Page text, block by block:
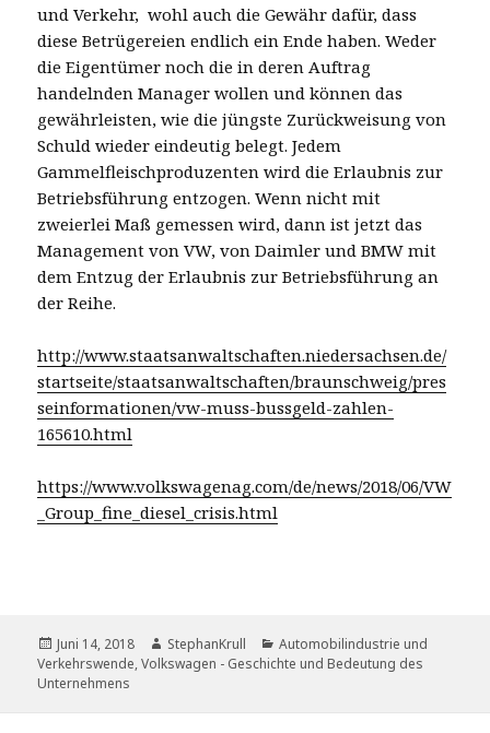
und Verkehr, wohl auch die Gewähr dafür, dass
diese Betrügereien endlich ein Ende haben. Weder
die Eigentümer noch die in deren Auftrag
handelnden Manager wollen und können das
gewährleisten, wie die jüngste Zurückweisung von
Schuld wieder eindeutig belegt. Jedem
Gammelfleischproduzenten wird die Erlaubnis zur
Betriebsführung entzogen. Wenn nicht mit
zweierlei Maß gemessen wird, dann ist jetzt das
Management von VW, von Daimler und BMW mit
dem Entzug der Erlaubnis zur Betriebsführung an
der Reihe.
http://www.staatsanwaltschaften.niedersachsen.de/
startseite/staatsanwaltschaften/braunschweig/pres
seinformationen/vw-muss-bussgeld-zahlen-
165610.html
https://www.volkswagenag.com/de/news/2018/06/VW
_Group_fine_diesel_crisis.html
Veröffentlicht
am
Juni 14, 2018 Autor
StephanKrull Kategorien
Automobilindustrie und
Verkehrswende,Volkswagen - Geschichte und Bedeutung des
Unternehmens